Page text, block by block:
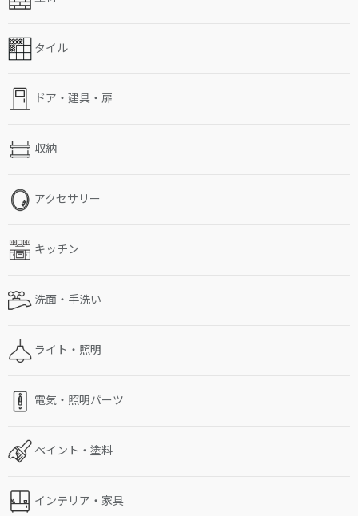
タイル
ドア・建具・扉
収納
アクセサリー
キッチン
洗面・手洗い
ライト・照明
電気・照明パーツ
ペイント・塗料
インテリア・家具